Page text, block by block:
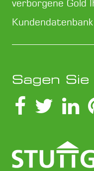
verborgene Gold
Kundendatenbank
Sagen